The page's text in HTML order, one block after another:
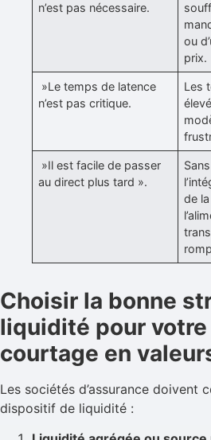
n’est pas nécessaire.
ou
prix.
»Le temps de latence
n’est pas critique.
Les
»Il est facile de passer
au direct plus tard ».
de
Choisir la bonne
liquidité pour
courtage en
Les sociétés d’assurance doivent
dispositif de liquidité :